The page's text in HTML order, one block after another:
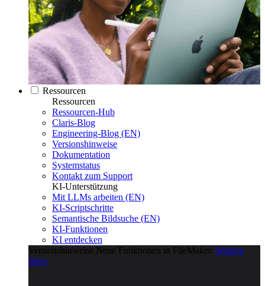
Ressourcen
Ressourcen
Ressourcen-Hub
Claris-Blog
Engineering-Blog (EN)
Versionshinweise
Dokumentation
Systemstatus
Kontakt zum Support
KI-Unterstützung
Mit LLMs arbeiten (EN)
KI-Scriptschritte
Semantische Bildsuche (EN)
KI-Funktionen
KI entdecken
Versionshinweise Neue Funktionen in FileMaker. Weitere
Infos